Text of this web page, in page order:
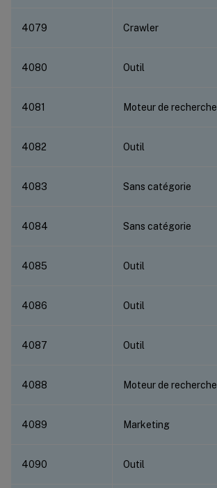
4079 Crawler
4080 Outil
4081 Moteur de recherche
4082 Outil
4083 Sans catégorie
4084 Sans catégorie
4085 Outil
4086 Outil
4087 Outil
4088 Moteur de recherche
4089 Marketing
4090 Outil